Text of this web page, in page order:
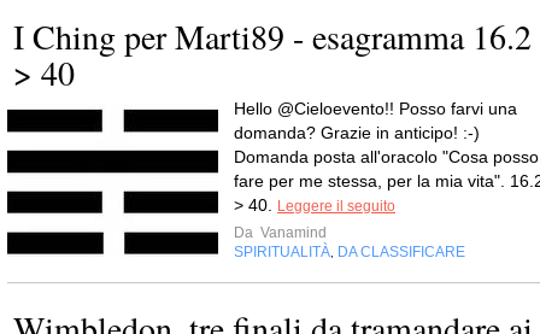
I Ching per Marti89 - esagramma 16.2
> 40
Hello @Cieloevento!! Posso farvi una
domanda? Grazie in anticipo! :-)
Domanda posta all'oracolo "Cosa posso
fare per me stessa, per la mia vita".
> 40.
Leggere il seguito
Da Vanamind
SPIRITUALITÀ DA CLASSIFICARE